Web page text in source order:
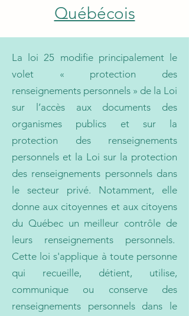
Québécois
La loi 25 modifie principalement le
volet « protection des
renseignements personnels » de la Loi
sur l’accès aux documents des
organismes publics et sur la
protection des renseignements
personnels et la Loi sur la protection
des renseignements personnels dans
le secteur privé. Notamment, elle
donne aux citoyennes et aux citoyens
du Québec un meilleur contrôle de
leurs renseignements personnels.
Cette loi s'applique à toute personne
qui recueille, détient, utilise,
communique ou conserve des
renseignements personnels dans le